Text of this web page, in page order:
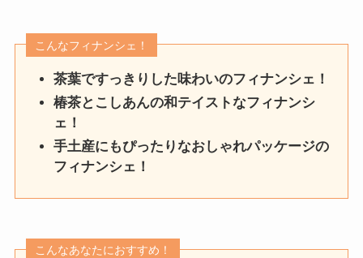
こんなフィナンシェ！
茶葉ですっきりした味わいのフィナンシェ！
椿茶とこしあんの和テイストなフィナンシ
ェ！
手土産にもぴったりなおしゃれパッケージの
フィナンシェ！
こんなあなたにおすすめ！